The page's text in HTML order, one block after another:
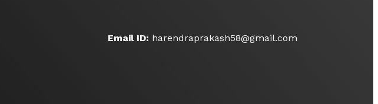
Email ID: harendraprakash58@gmail.com